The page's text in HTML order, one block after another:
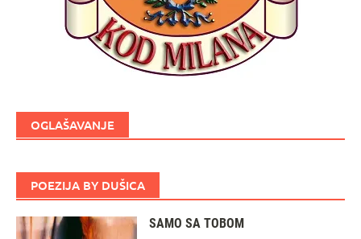
OGLAŠAVANJE
POEZIJA BY DUŠICA
SAMO SA TOBOM